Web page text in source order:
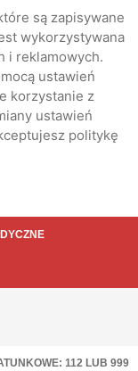
są zapisywane
wykorzystywana
i reklamowych.
ustawień
korzystanie z
ustawień
politykę
112 LUB 999